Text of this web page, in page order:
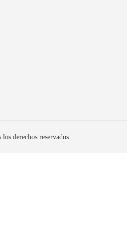
derechos reservados.